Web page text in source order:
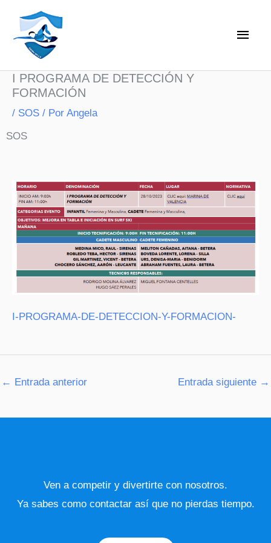
contenido
I PROGRAMA DE DETECCIÓN Y
FORMACIÓN
/ SOS / Por Angela
SOS
I-PROGRAMA-DE-DETECCION-Y-FORMACION-
← Entrada anterior Entrada siguiente →
Ven a competir y divertirte con nosotros.
Ya sabes como contactar así que no pierdas tiempo.